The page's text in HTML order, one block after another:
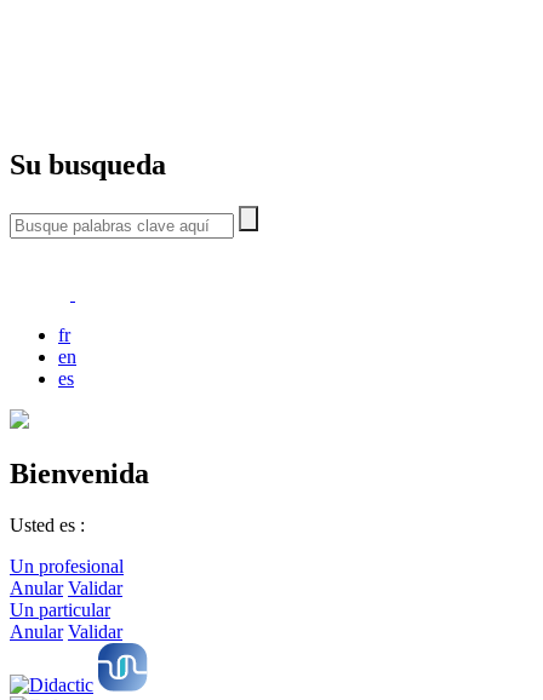
Su busqueda
fr
en
es
Bienvenida
Usted es :
Un profesional
Anular Validar
Un particular
Anular Validar